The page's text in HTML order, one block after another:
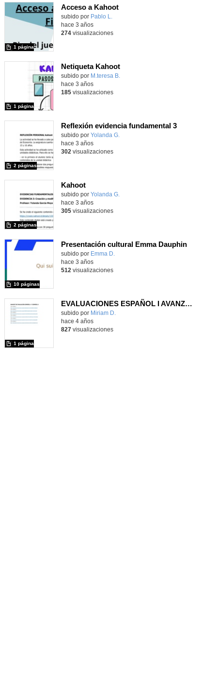
Acceso a Kahoot
Contenido educativo.
subido por Pablo L.
1 página
hace 3 años
274visualizaciones
Netiqueta Kahoot
Contenido educativo.
subido por M.teresa B.
1 página
hace 3 años
185visualizaciones
Reflexión evidencia fundamental 3
Contenido educativo.
subido por Yolanda G.
2 páginas
hace 3 años
302 visualizaciones
Kahoot
Contenido educativo.
subido por Yolanda G.
2 páginas
hace 3 años
305visualizaciones
Presentación cultural Emma Dauphin-
Contenido educativo.
subido por Emma D.
10 páginas
hace 3 años
512 visualizaciones
EVALUACIONES ESPAÑOL I AVANZADO Y II
Contenido educativo.
subido por Miriam D.
1 página
hace 4 años
827visualizaciones